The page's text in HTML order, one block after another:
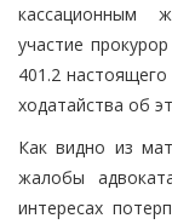
кассационным
участие
401.2
ходатайства об
Как видно из
жалобы
интересах